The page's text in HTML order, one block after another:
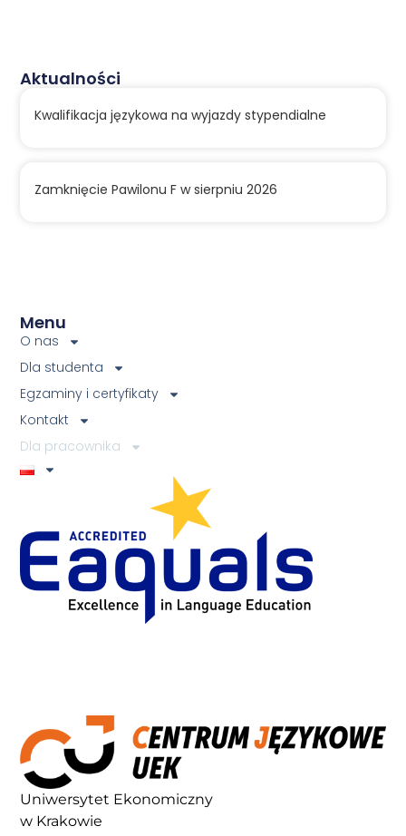
Uniwersytet Ekonomiczny
w Krakowie
Menu
O nas
Dla studenta
Egzaminy i certyfikaty
Kontakt
Dla pracownika
Aktualności
Kwalifikacja językowa na wyjazdy stypendialne
Zamknięcie Pawilonu F w sierpniu 2026